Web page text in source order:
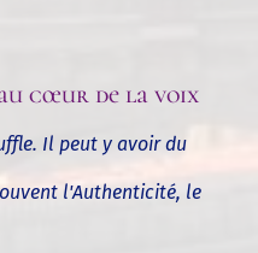
cœur de la voix
Il peut y avoir du
l'Authenticité, le